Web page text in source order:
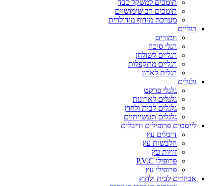
תומכים למשקל כבד
תומכים רב שימושיים
מערכת מידוף מודולרית
רגליים
חמורים
רגלי סיכה
רגליים לשולחן
רגליים מתקפלות
רגלית לארון
גלגלים
גלגלי פרקט
גלגלים לארונות
גלגלים לבית ולחוץ
גלגלים תעשייתיים
לייסטים פרופילים ודיבלים
דיבלים עץ
הלבשות עץ
זוויות עץ
פרופילי P.V.C
פרופילי עץ
אביזרים לבית ולחוץ